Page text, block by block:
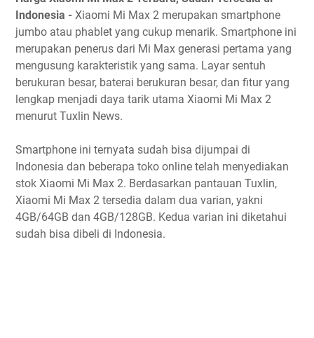
Indonesia - Xiaomi Mi Max 2 merupakan smartphone
jumbo atau phablet yang cukup menarik. Smartphone ini
merupakan penerus dari Mi Max generasi pertama yang
mengusung karakteristik yang sama. Layar sentuh
berukuran besar, baterai berukuran besar, dan fitur yang
lengkap menjadi daya tarik utama Xiaomi Mi Max 2
menurut Tuxlin News.
Smartphone ini ternyata sudah bisa dijumpai di
Indonesia dan beberapa toko online telah menyediakan
stok Xiaomi Mi Max 2. Berdasarkan pantauan Tuxlin,
Xiaomi Mi Max 2 tersedia dalam dua varian, yakni
4GB/64GB dan 4GB/128GB. Kedua varian ini diketahui
sudah bisa dibeli di Indonesia.